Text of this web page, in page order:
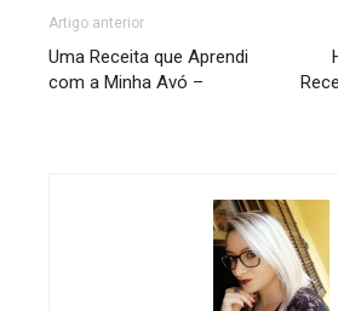
Artigo anterior
Uma Receita que Aprendi
com a Minha Avó –